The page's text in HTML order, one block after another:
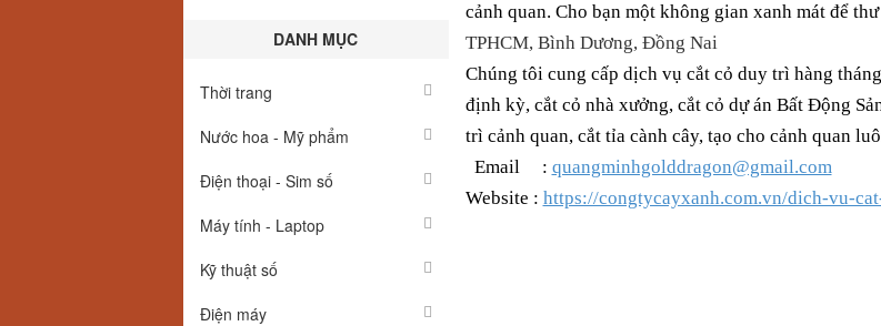
DANH MỤC
Thời trang
Nước hoa - Mỹ phẩm
Điện thoại - Sim số
Máy tính - Laptop
Kỹ thuật số
Điện máy
cảnh quan. Cho bạn một không gian xanh mát để
TPHCM, Bình Dương, Đồng Nai
Chúng tôi cung cấp dịch vụ cắt cỏ duy trì hàng
định kỳ, cắt cỏ nhà xưởng, cắt cỏ dự án Bất Động
trì cảnh quan, cắt tỉa cành cây, tạo cho cảnh quan
Email : quangminhgolddragon@gmail.com
Website : https://congtycayxanh.com.vn/dich-vu-